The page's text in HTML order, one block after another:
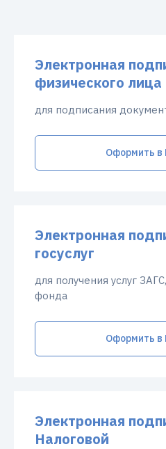
Электронная
физического лица
для подписания
Оформить в
Электронная
госуслуг
для получения услуг
фонда
Оформить в
Электронная
Налоговой